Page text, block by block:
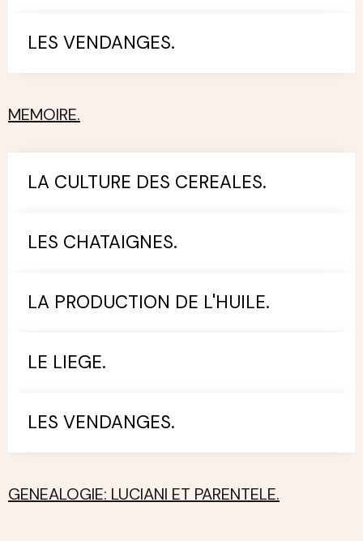
LES VENDANGES.
MEMOIRE.
LA CULTURE DES CEREALES.
LES CHATAIGNES.
LA PRODUCTION DE L'HUILE.
LE LIEGE.
LES VENDANGES.
GENEALOGIE: LUCIANI ET PARENTELE.